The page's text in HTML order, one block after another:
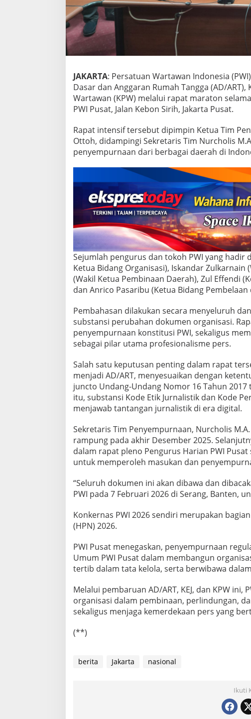
e
t
S
a
p
D
i
t
t
a
p
k
n
d
i
K
o
n
k
e
r
n
s
2
0
6
JAKARTA: Persatuan Wartawan Indonesia
Dasar dan Anggaran Rumah Tangga (AD/
Wartawan (KPW) melalui rapat maraton
PWI Pusat, Jalan Kebon Sirih, Jakarta Pusat.
Rapat intensif tersebut dipimpin Ketua Tim
Ottoh, didampingi Sekretaris Tim Nurcholis
penyempurnaan dari berbagai daerah di
Sejumlah pengurus dan tokoh PWI yang hadir
Ketua Bidang Organisasi), Iskandar Zulkarnain
(Wakil Ketua Pembinaan Daerah), Zul Effendi
dan Anrico Pasaribu (Ketua Bidang
Pembahasan dilakukan secara menyeluruh
substansi perubahan dokumen organisasi.
penyempurnaan konstitusi PWI, sekaligus
sebagai pilar utama profesionalisme pers.
Salah satu keputusan penting dalam rapat
menjadi AD/ART, menyesuaikan dengan
juncto Undang-Undang Nomor 16 Tahun
itu, substansi Kode Etik Jurnalistik dan Kode
menjawab tantangan jurnalistik di era digital.
Sekretaris Tim Penyempurnaan, Nurcholis
rampung pada akhir Desember 2025.
dalam rapat pleno Pengurus Harian PWI
untuk memperoleh masukan dan
“Seluruh dokumen ini akan dibawa dan
PWI pada 7 Februari 2026 di Serang, Banten,
Konkernas PWI 2026 sendiri merupakan
(HPN) 2026.
PWI Pusat menegaskan, penyempurnaan
Umum PWI Pusat dalam membangun
tertib dalam tata kelola, serta berwibawa
Melalui pembaruan AD/ART, KEJ, dan KPW
organisasi dalam pembinaan, perlindungan,
sekaligus menjaga kemerdekaan pers yang
(**)
berita Jakarta nasional
Ikuti